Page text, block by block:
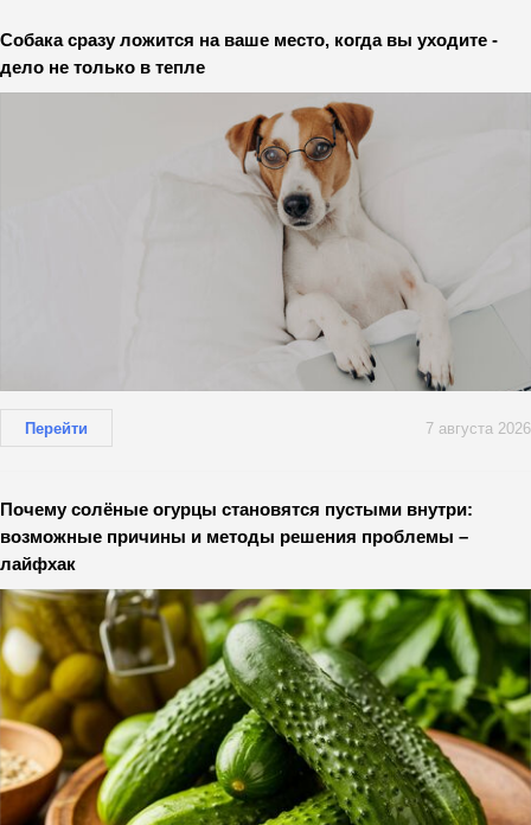
Собака сразу ложится на ваше место, когда вы уходите -
дело не только в тепле
Перейти 7 августа 2026
Почему солёные огурцы становятся пустыми внутри:
возможные причины и методы решения проблемы –
лайфхак